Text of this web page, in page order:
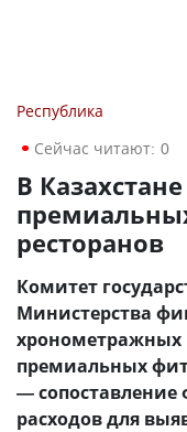
Республика
Сейчас читают: 0
В
ресторанов
Комитет
Министерства
хронометражных
премиальных
—
расходов для